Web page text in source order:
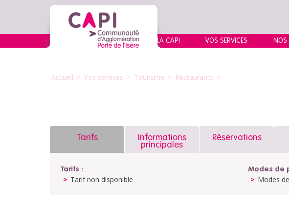
LA CAPI VOS SERVICES NOS
Accueil > Vos services > Tourisme > Restaurants >
Tarifs
Tarifs :
Tarif non disponible
Modes de
Modes
Informations
principales
Réservations